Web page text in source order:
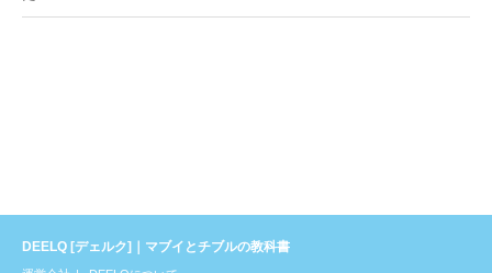
DEELQ [デェルク]｜マブイとチブルの教科書